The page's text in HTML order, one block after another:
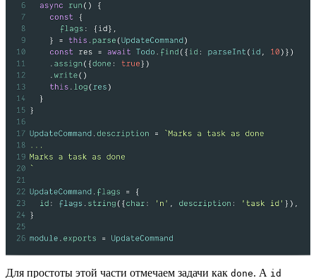
Для простоты этой части отмечаем задачи как done. А id